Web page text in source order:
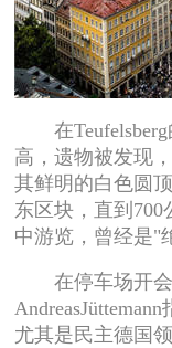
在Teufelsberg
高，遗物被发现
其鲜明的白色圆
东区块，直到700
中游览，曾经是"
在停车场开会
尤其是民主德国